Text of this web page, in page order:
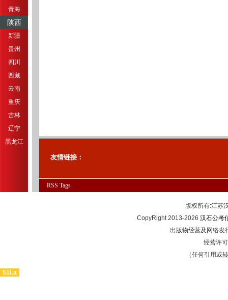
青海
陕西
新疆
贵州
四川
西藏
云南
重庆
吉林
辽宁
黑龙江
友情链接：
RSS Tags
版权所有:江
CopyRight 2013-2026 汉石公考
出版物经营及网络发
经营许
（任何引用或
51La